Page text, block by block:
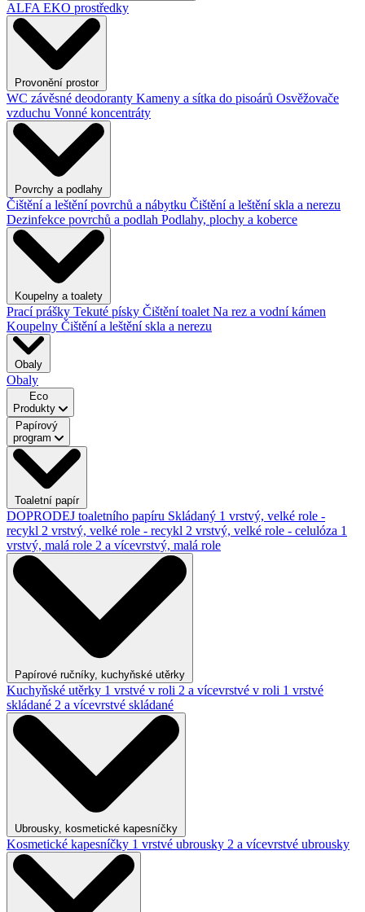
ALFA EKO prostředky
Provonění prostor
WC závěsné deodoranty Kameny a sítka do pisoárů Osvěžovače
vzduchu Vonné koncentráty
Povrchy a podlahy
Čištění a leštění povrchů a nábytku Čištění a leštění skla a nerezu
Dezinfekce povrchů a podlah Podlahy, plochy a koberce
Koupelny a toalety
Prací prášky Tekuté písky Čištění toalet Na rez a vodní kámen
Koupelny Čištění a leštění skla a nerezu
Obaly
Obaly
Eco
Produkty
Papírový
program
Toaletní papír
DOPRODEJ toaletního papíru Skládaný 1 vrstvý, velké role -
recykl 2 vrstvý, velké role - recykl 2 vrstvý, velké role - celulóza 1
vrstvý, malá role 2 a vícevrstvý, malá role
Papírové ručníky, kuchyňské utěrky
Kuchyňské utěrky 1 vrstvé v roli 2 a vícevrstvé v roli 1 vrstvé
skládané 2 a vícevrstvé skládané
Ubrousky, kosmetické kapesníčky
Kosmetické kapesníčky 1 vrstvé ubrousky 2 a vícevrstvé ubrousky